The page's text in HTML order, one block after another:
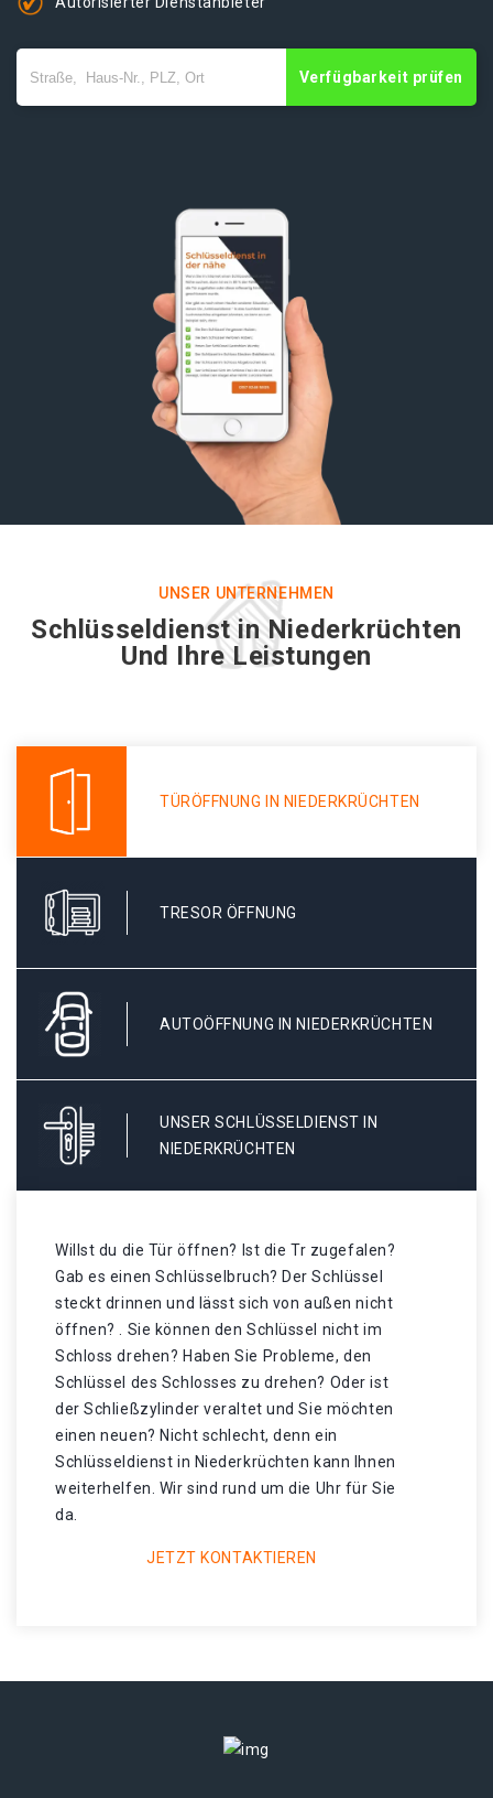
Verfügbarkeit prüfen
UNSER UNTERNEHMEN
Schlüsseldienst in Niederkrüchten
Und Ihre Leistungen
TÜRÖFFNUNG IN NIEDERKRÜCHTEN
TRESOR ÖFFNUNG
AUTOÖFFNUNG IN NIEDERKRÜCHTEN
UNSER SCHLÜSSELDIENST IN
NIEDERKRÜCHTEN
Willst du die Tür öffnen? Ist die Tr zugefalen?
Gab es einen Schlüsselbruch? Der Schlüssel
steckt drinnen und lässt sich von außen nicht
öffnen? . Sie können den Schlüssel nicht im
Schloss drehen? Haben Sie Probleme, den
Schlüssel des Schlosses zu drehen? Oder ist
der Schließzylinder veraltet und Sie möchten
einen neuen? Nicht schlecht, denn ein
Schlüsseldienst in Niederkrüchten kann Ihnen
weiterhelfen. Wir sind rund um die Uhr für Sie
da.
JETZT KONTAKTIEREN